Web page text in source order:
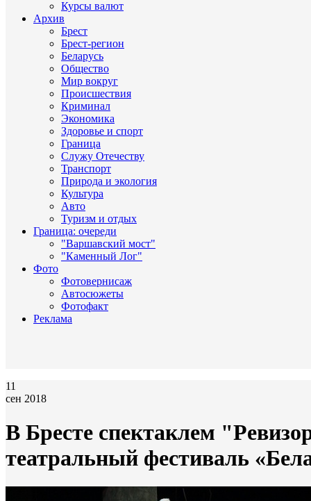
Курсы валют
Архив
Брест
Брест-регион
Беларусь
Общество
Мир вокруг
Происшествия
Криминал
Экономика
Здоровье и спорт
Граница
Служу Отечеству
Транспорт
Природа и экология
Культура
Авто
Туризм и отдых
Граница: очереди
"Варшавский мост"
"Каменный Лог"
Фото
Фотовернисаж
Автосюжеты
Фотофакт
Реклама
11
сен 2018
В Бресте спектаклем
театральный фестиваль